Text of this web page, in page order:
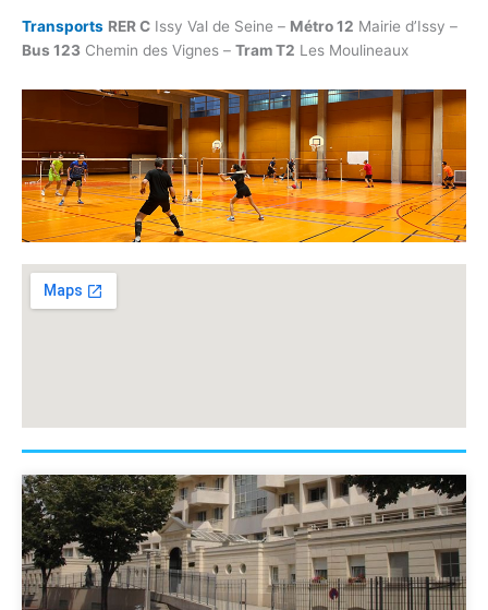
Transports RER C Issy Val de Seine – Métro 12 Mairie d’Issy –
Bus 123 Chemin des Vignes – Tram T2 Les Moulineaux